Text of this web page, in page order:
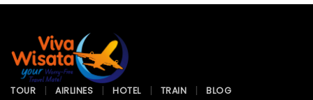
TOUR AIRLINES HOTEL TRAIN BLOG